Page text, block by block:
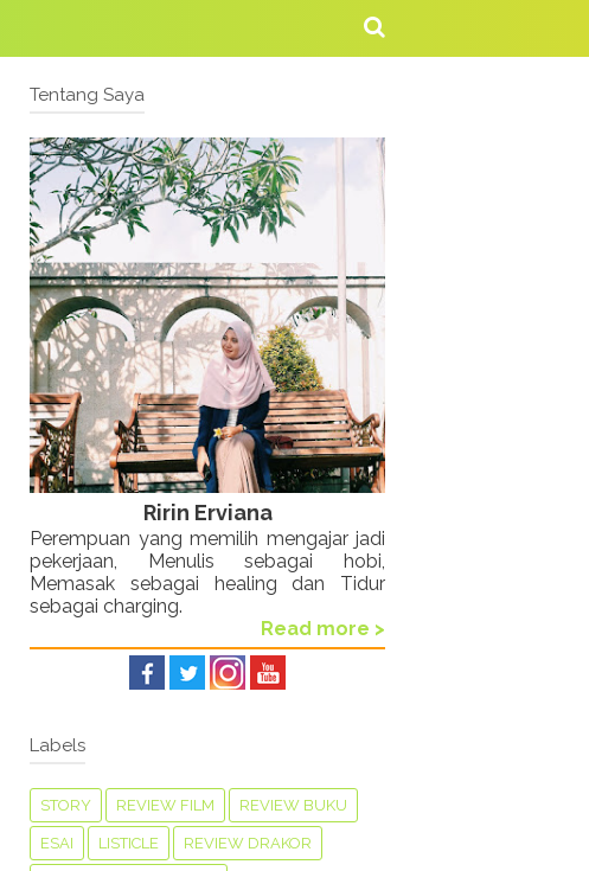
Tentang Saya
Ririn Erviana
Perempuan yang memilih mengajar jadi
pekerjaan, Menulis sebagai hobi,
Memasak sebagai healing dan Tidur
sebagai charging.
Read more >
Labels
STORY REVIEW FILM REVIEW BUKU
ESAI LISTICLE REVIEW DRAKOR